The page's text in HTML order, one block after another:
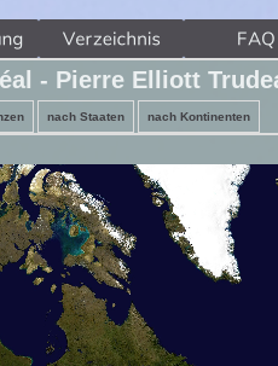
- Pierre Elliott
nach Staaten nach Kontinenten